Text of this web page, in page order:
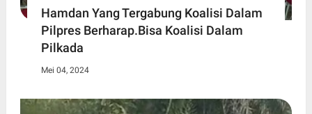
Hamdan Yang Tergabung Koalisi Dalam
Pilpres Berharap.Bisa Koalisi Dalam
Pilkada
Mei 04, 2024